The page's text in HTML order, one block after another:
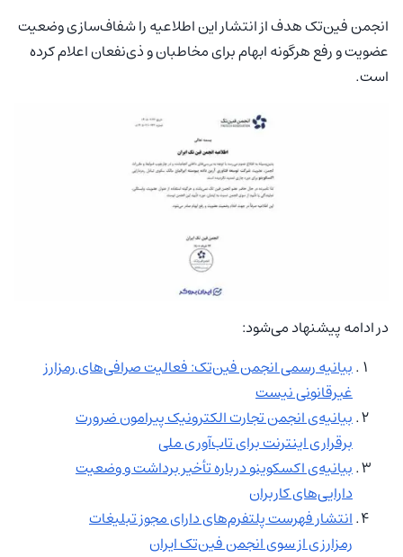
انجمن فین‌تک هدف از انتشار این اطلاعیه را شفاف‌سازی وضعیت
عضویت و رفع هرگونه ابهام برای مخاطبان و ذی‌نفعان اعلام کرده
است.
در ادامه پیشنهاد می‌شود:
بیانیه رسمی انجمن فین‌تک: فعالیت صرافی‌های رمزارز
غیرقانونی نیست
بیانیه‌ی انجمن تجارت الکترونیک پیرامون ضرورت
برقراری اینترنت برای تاب‌آوری ملی
بیانیه‌ی اکسکوینو درباره تأخیر برداشت و وضعیت
دارایی‌های کاربران
انتشار فهرست پلتفرم‌های دارای مجوز تبلیغات
رمزارزی از سوی انجمن فین‌تک ایران